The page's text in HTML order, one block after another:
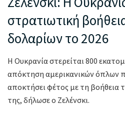
στρατιωτική
δολαρίων το 2026
Η Ουκρανία στερείται 800
απόκτηση αμερικανικών όπλων
αποκτήσει φέτος με τη
της, δήλωσε ο Ζελένσκι.